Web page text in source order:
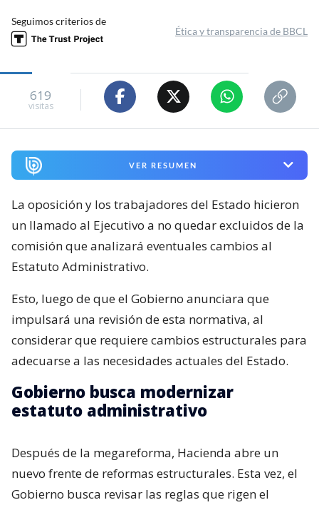
Seguimos criterios de
Ética y transparencia de BBCL
619
visitas
VER RESUMEN
La oposición y los trabajadores del Estado hicieron
un llamado al Ejecutivo a no quedar excluidos de la
comisión que analizará eventuales cambios al
Estatuto Administrativo.
Esto, luego de que el Gobierno anunciara que
impulsará una revisión de esta normativa, al
considerar que requiere cambios estructurales para
adecuarse a las necesidades actuales del Estado.
Gobierno busca modernizar
estatuto administrativo
Después de la megareforma, Hacienda abre un
nuevo frente de reformas estructurales. Esta vez, el
Gobierno busca revisar las reglas que rigen el